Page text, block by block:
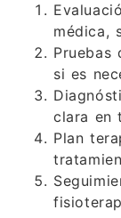
médica,
Pruebas
si es
clara en
Plan